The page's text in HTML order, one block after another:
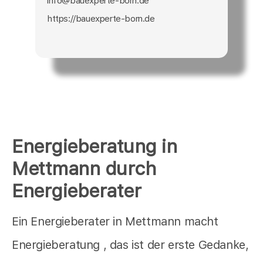
Energieberatung in
Mettmann durch
Energieberater
Ein Energieberater in Mettmann macht
Energieberatung , das ist der erste Gedanke,
https://bauexperte-born.de